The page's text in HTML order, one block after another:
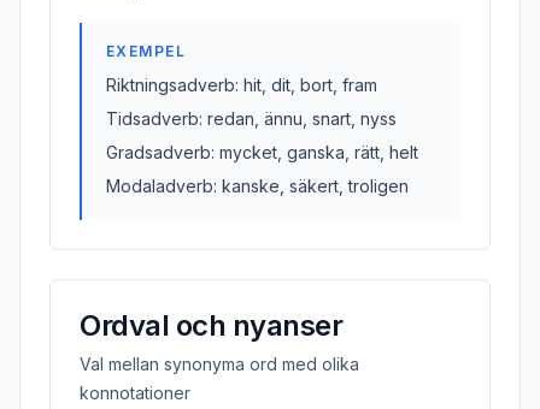
EXEMPEL
Riktningsadverb: hit, dit, bort, fram
Tidsadverb: redan, ännu, snart, nyss
Gradsadverb: mycket, ganska, rätt, helt
Modaladverb: kanske, säkert, troligen
Ordval och nyanser
Val mellan synonyma ord med olika
konnotationer